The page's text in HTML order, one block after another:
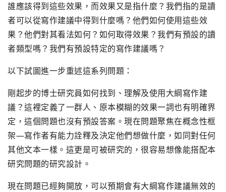
誰應該得到這些效果，而效果又是指什麼？我們指的是讀
者可以從寫作建議中得到什麼嗎？他們如何使用這些效
果？他們對其看法如何？如何取得效果？我們有預設的讀
者類型嗎？我們有預設特定的寫作建議嗎？
以下試圖進一步重述這系列問題：
剛起步的博士研究員如何找到、理解及使用大綱寫作建
議？這裡定義了一群人、原本模糊的效果一詞也有明確界
定，這個問題也沒有預設答案。現在問題聚焦在概念性框
架—寫作者有能力詮釋及決定他們想做什麼，如同對任何
其他文本一樣。這更是可被研究的，很容易想像能搭配本
研究問題的研究設計。
現在問題已經夠開放，可以預期會有大綱寫作建議無效的